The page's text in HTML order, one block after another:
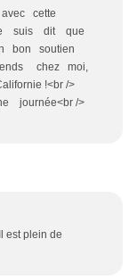
cette
suis dit que
bon soutien
chez moi,
!<br />
journée<br />
est plein de